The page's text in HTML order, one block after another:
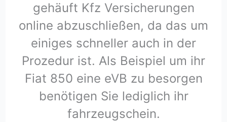
gehäuft Kfz Versicherungen
online abzuschließen, da das um
einiges schneller auch in der
Prozedur ist. Als Beispiel um ihr
Fiat 850 eine eVB zu besorgen
benötigen Sie lediglich ihr
fahrzeugschein.